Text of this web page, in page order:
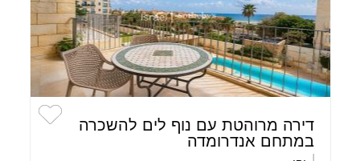
דירה מרוהטת עם נוף לים להשכרה
במתחם אנדרומדה